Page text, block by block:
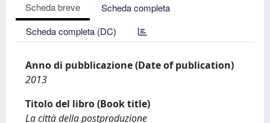
Scheda breve
Scheda completa
Scheda completa (DC)
Anno di pubblicazione (Date of publication)
2013
Titolo del libro (Book title)
La città della postproduzione